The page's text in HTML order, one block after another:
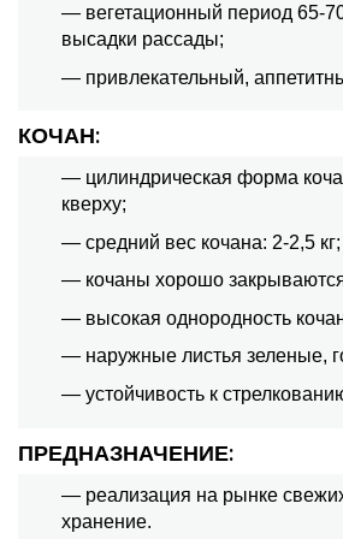
— вегетационный период 65-
высадки рассады;
— привлекательный,
КОЧАН:
— цилиндрическая форма
кверху;
— средний вес кочана: 2-2,5 кг;
— кочаны хорошо
— высокая однородность
— наружные листья зеленые,
— устойчивость к
ПРЕДНАЗНАЧЕНИЕ:
— реализация на рынке
хранение.